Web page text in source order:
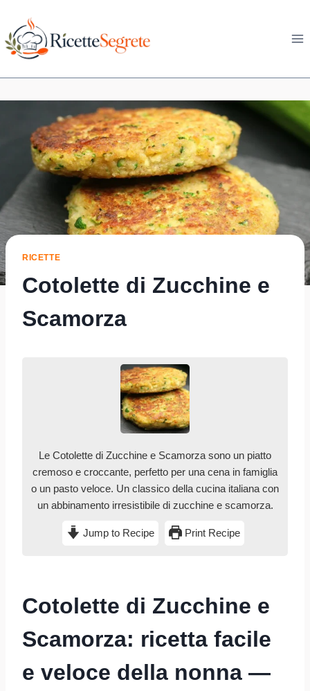
content
RICETTE
Cotolette di Zucchine e
Scamorza
Le Cotolette di Zucchine e Scamorza sono un piatto
cremoso e croccante, perfetto per una cena in famiglia
o un pasto veloce. Un classico della cucina italiana con
un abbinamento irresistibile di zucchine e scamorza.
Jump to Recipe Print Recipe
Cotolette di Zucchine e
Scamorza: ricetta facile
e veloce della nonna —